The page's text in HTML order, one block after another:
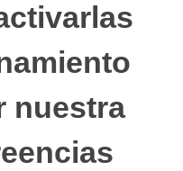
nuestra